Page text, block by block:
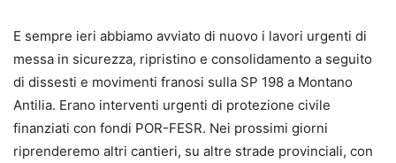
E sempre ieri abbiamo avviato di nuovo i lavori urgenti di
messa in sicurezza, ripristino e consolidamento a seguito
di dissesti e movimenti franosi sulla SP 198 a Montano
Antilia. Erano interventi urgenti di protezione civile
finanziati con fondi POR-FESR. Nei prossimi giorni
riprenderemo altri cantieri, su altre strade provinciali, con